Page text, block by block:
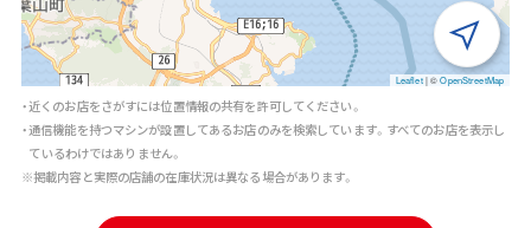
Leaflet |©OpenStreetMap
・近くのお店をさがすには位置情報の共有を許可してください。
・通信機能を持つマシンが設置してあるお店のみを検索しています。すべてのお店を表示し
ているわけではありません。
※掲載内容と実際の店舗の在庫状況は異なる場合があります。